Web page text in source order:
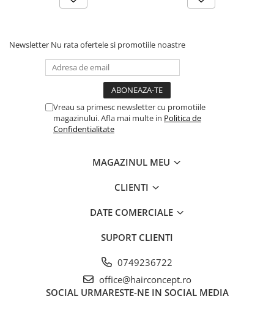
Newsletter Nu rata ofertele si promotiile noastre
Vreau sa primesc newsletter cu promotiile
magazinului. Afla mai multe in Politica de
Confidentialitate
MAGAZINUL MEU
CLIENTI
DATE COMERCIALE
SUPORT CLIENTI
0749236722
office@hairconcept.ro
SOCIAL URMARESTE-NE IN SOCIAL MEDIA